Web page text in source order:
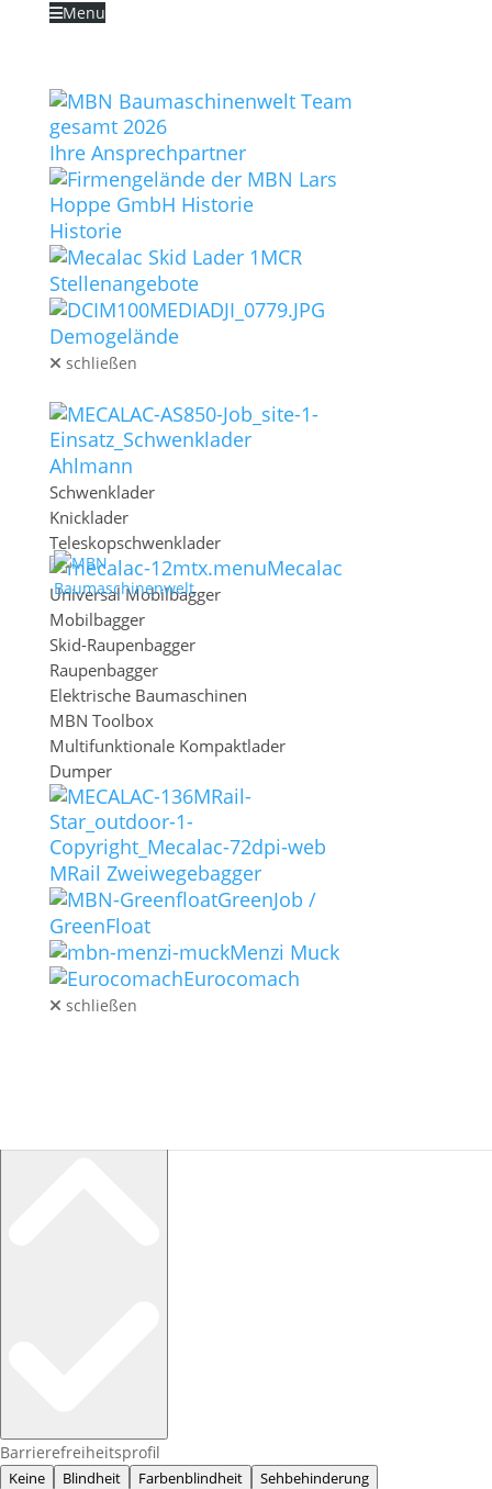
Zum Inhalt überspringen
Schließen Zurücksetzen
Sidebar-Einstellungen
Sidebar-Größe
3 4 5
Sidebar-Position
Rechts
Sidebar ausblenden
Einmal Sitzung
Jetzt ausblenden
Die Sidebar ausblenden, bis die Seite neu
geladen wird.
Barrierefreiheitsprofil
Keine Blindheit Farbenblindheit
Sehbehinderung
Menu
Ihre Ansprechpartner
Historie
Stellenangebote
Demogelände
schließen
Ahlmann
Schwenklader
Knicklader
Teleskopschwenklader
Mecalac
Universal Mobilbagger
Mobilbagger
Skid-Raupenbagger
Raupenbagger
Elektrische Baumaschinen
MBN Toolbox
Multifunktionale Kompaktlader
Dumper
MRail Zweiwegebagger
GreenJob /
GreenFloat
Menzi Muck
Eurocomach
schließen